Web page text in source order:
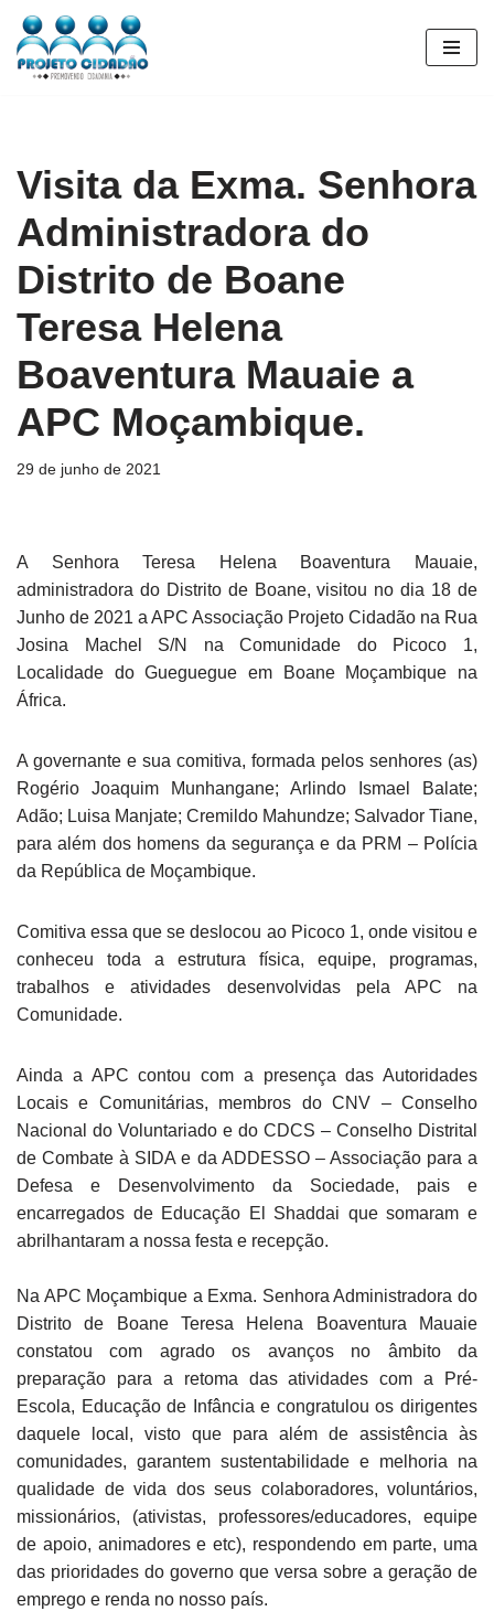
Pular
Visita da Exma. Senhora
Administradora do
Distrito de Boane
Teresa Helena
Boaventura Mauaie a
APC Moçambique.
29 de junho de 2021
A Senhora Teresa Helena Boaventura Mauaie,
administradora do Distrito de Boane, visitou no dia 18 de
Junho de 2021 a APC Associação Projeto Cidadão na Rua
Josina Machel S/N na Comunidade do Picoco 1,
Localidade do Gueguegue em Boane Moçambique na
África.
A governante e sua comitiva, formada pelos senhores (as)
Rogério Joaquim Munhangane; Arlindo Ismael Balate;
Adão; Luisa Manjate; Cremildo Mahundze; Salvador Tiane,
para além dos homens da segurança e da PRM – Polícia
da República de Moçambique.
Comitiva essa que se deslocou ao Picoco 1, onde visitou e
conheceu toda a estrutura física, equipe, programas,
trabalhos e atividades desenvolvidas pela APC na
Comunidade.
Ainda a APC contou com a presença das Autoridades
Locais e Comunitárias, membros do CNV – Conselho
Nacional do Voluntariado e do CDCS – Conselho Distrital
de Combate à SIDA e da ADDESSO – Associação para a
Defesa e Desenvolvimento da Sociedade, pais e
encarregados de Educação El Shaddai que somaram e
abrilhantaram a nossa festa e recepção.
Na APC Moçambique a Exma. Senhora Administradora do
Distrito de Boane Teresa Helena Boaventura Mauaie
constatou com agrado os avanços no âmbito da
preparação para a retoma das atividades com a Pré-
Escola, Educação de Infância e congratulou os dirigentes
daquele local, visto que para além de assistência às
comunidades, garantem sustentabilidade e melhoria na
qualidade de vida dos seus colaboradores, voluntários,
missionários, (ativistas, professores/educadores, equipe
de apoio, animadores e etc), respondendo em parte, uma
das prioridades do governo que versa sobre a geração de
emprego e renda no nosso país.